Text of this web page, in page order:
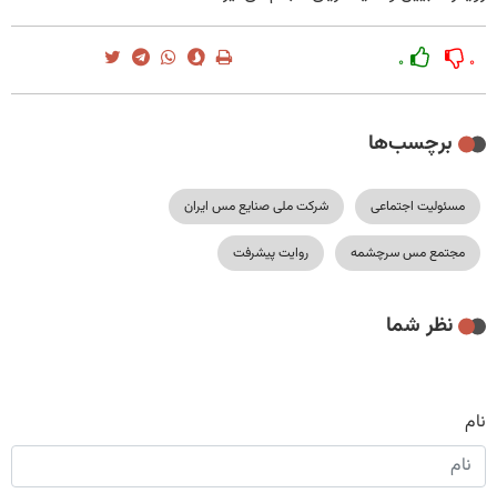
۰ ۰
برچسب‌ها
مسئولیت اجتماعی شرکت ملی صنایع مس ایران
مجتمع مس سرچشمه روایت پیشرفت
نظر شما
نام